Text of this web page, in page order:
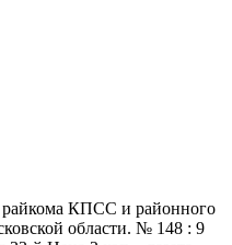
КПСС и районного
области. № 148 : 9